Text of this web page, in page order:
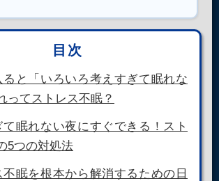
目次
ると「いろいろ考えすぎて眠れな
ってストレス不眠？
眠れない夜にすぐできる！スト
5つの対処法
不眠を根本から解消するための日